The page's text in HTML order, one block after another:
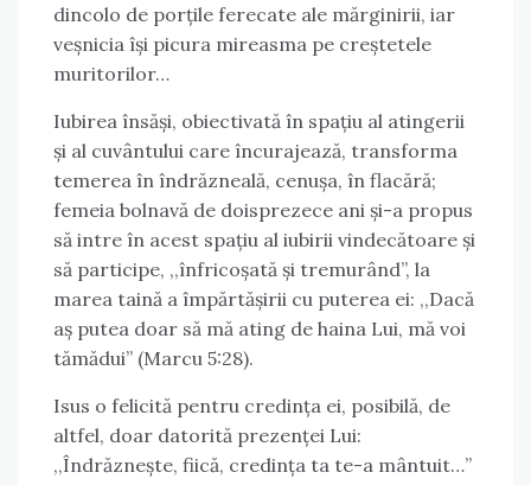
dincolo de porțile ferecate ale mărginirii, iar
veșnicia își picura mireasma pe creștetele
muritorilor…
Iubirea însăși, obiectivată în spațiu al atingerii
și al cuvântului care încurajează, transforma
temerea în îndrăzneală, cenușa, în flacără;
femeia bolnavă de doisprezece ani și-a propus
să intre în acest spațiu al iubirii vindecătoare și
să participe, ,,înfricoșată și tremurând”, la
marea taină a împărtășirii cu puterea ei: ,,Dacă
aș putea doar să mă ating de haina Lui, mă voi
tămădui” (Marcu 5:28).
Isus o felicită pentru credința ei, posibilă, de
altfel, doar datorită prezenței Lui:
,,Îndrăznește, fiică, credința ta te-a mântuit…”